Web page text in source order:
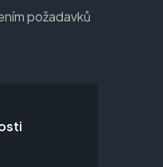
požadavků